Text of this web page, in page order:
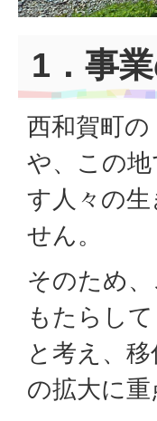
1．事
西和賀町
や、この
す人々の
せん。
そのため
もたらし
と考え、
の拡大に